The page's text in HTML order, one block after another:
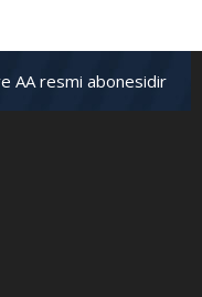
AA resmi abonesidir